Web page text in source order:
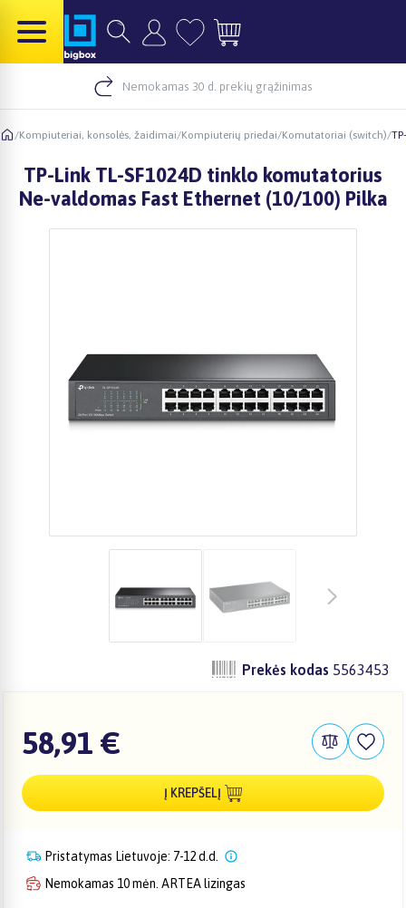
Nemokamas 30 d. prekių grąžinimas
/Kompiuteriai, konsolės, žaidimai/Kompiuterių priedai/Komutatoriai (switch)/
TP-Link TL-SF1024D tinklo komutatorius
Ne-valdomas Fast Ethernet (10/100) Pilka
Prekės kodas 5563453
58,91 €
Į KREPŠELĮ
Pristatymas Lietuvoje: 7-12 d.d.
Nemokamas 10 mėn. ARTEA lizingas